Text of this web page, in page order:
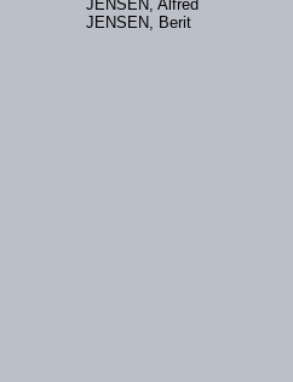
JENSEN, Alfred
JENSEN, Berit